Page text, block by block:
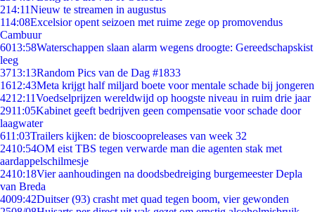
214:11Nieuw te streamen in augustus
114:08Excelsior opent seizoen met ruime zege op promovendus
Cambuur
6013:58Waterschappen slaan alarm wegens droogte: Gereedschapskist
leeg
3713:13Random Pics van de Dag #1833
1612:43Meta krijgt half miljard boete voor mentale schade bij jongeren
4212:11Voedselprijzen wereldwijd op hoogste niveau in ruim drie jaar
2911:05Kabinet geeft bedrijven geen compensatie voor schade door
laagwater
611:03Trailers kijken: de bioscoopreleases van week 32
2410:54OM eist TBS tegen verwarde man die agenten stak met
aardappelschilmesje
2410:18Vier aanhoudingen na doodsbedreiging burgemeester Depla
van Breda
4009:42Duitser (93) crasht met quad tegen boom, vier gewonden